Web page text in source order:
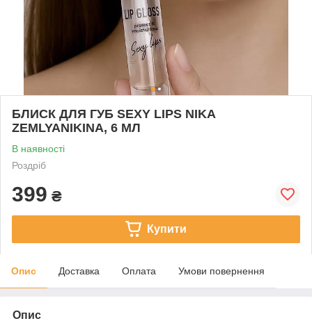
БЛИСК ДЛЯ ГУБ SEXY LIPS NIKA
ZEMLYANIKINA, 6 МЛ
В наявності
Роздріб
399 ₴
Купити
Опис Доставка Оплата Умови повернення
Опис